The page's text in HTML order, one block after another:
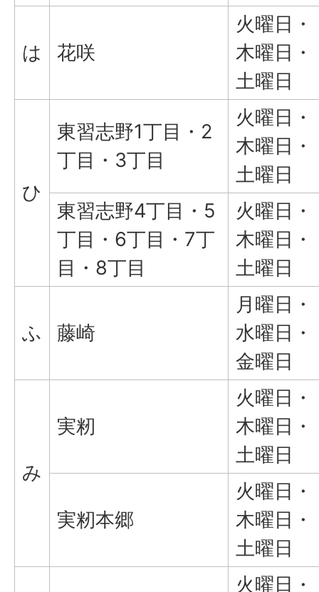
は 花咲
火曜日・
木曜日・
土曜日
ひ
東習志野1丁目・2
丁目・3丁目
火曜日・
木曜日・
土曜日
東習志野4丁目・5
丁目・6丁目・7丁
目・8丁目
火曜日・
木曜日・
土曜日
ふ 藤崎
月曜日・
水曜日・
金曜日
み
実籾
火曜日・
木曜日・
土曜日
実籾本郷
火曜日・
木曜日・
土曜日
火曜日・